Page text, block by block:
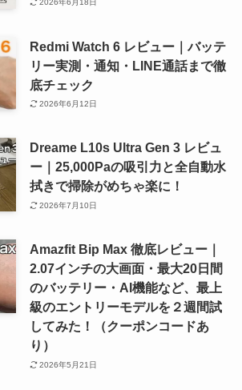
2026年6月18日
Redmi Watch 6 レビュー｜バッテ
リー実測・通知・LINE通話まで徹
底チェック
2026年6月12日
Dreame L10s Ultra Gen 3 レビュ
ー｜25,000Paの吸引力と全自動水
拭きで掃除がめちゃ楽に！
2026年7月10日
Amazfit Bip Max 徹底レビュー｜
2.07インチの大画面・最大20日間
のバッテリー・AI機能など、最上
級のエントリーモデルを２週間試
してみた！（クーポンコードあ
り）
2026年5月21日